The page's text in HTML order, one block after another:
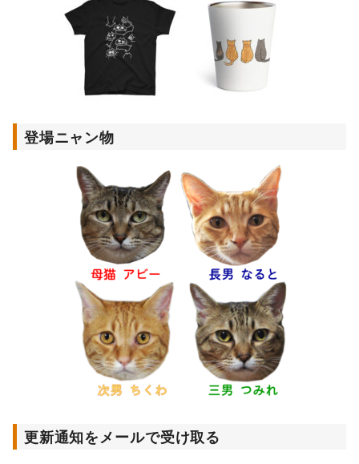
登場ニャン物
更新通知をメールで受け取る